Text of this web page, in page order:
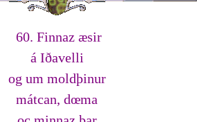
60. Finnaz æsir
á Iðavelli
og um moldþinur
mátcan, dœma